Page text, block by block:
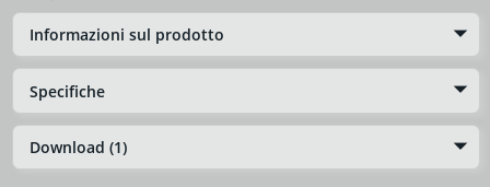
Informazioni sul prodotto
Specifiche
Download (1)